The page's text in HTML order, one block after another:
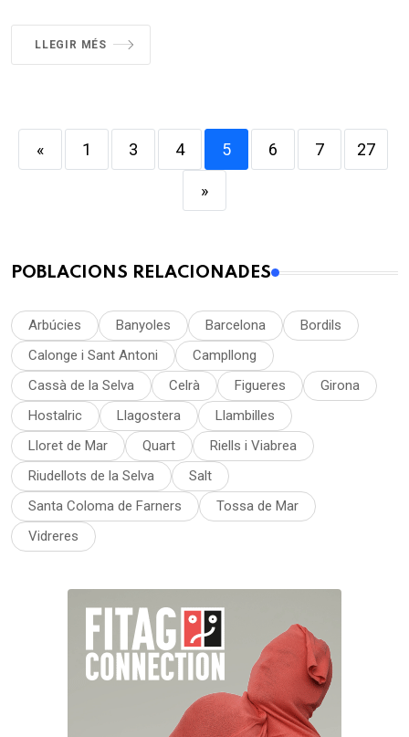
LLEGIR MÉS
« 1 3 4 5 6 7 27
»
POBLACIONS RELACIONADES
Arbúcies Banyoles Barcelona
Bordils
Calonge i Sant Antoni
Campllong
Cassà de la Selva
Celrà Figueres
Girona
Hostalric
Llagostera
Llambilles
Lloret de Mar
Quart
Riells i Viabrea
Riudellots de la Selva
Salt
Santa Coloma de Farners
Tossa de Mar
Vidreres